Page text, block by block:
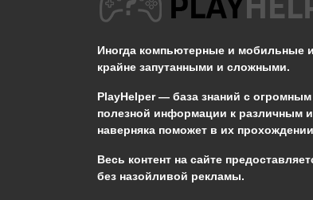
Как спастись от
Genshin Impact?
0 653
Иногда компьютерные и мобильные
крайне запутанными и сложными.
PlayHelper — база знаний с огромным
полезной информации к различным
наверняка поможет в их
Весь контент на сайте
без назойливой рекламы.
Сообщить об ошибке